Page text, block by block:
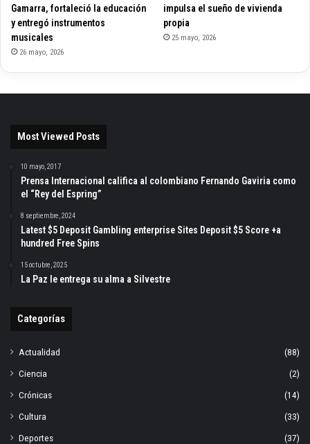
Gamarra, fortaleció la educación
y entregó instrumentos
musicales
26 mayo, 2026
impulsa el sueño de vivienda
propia
25 mayo, 2026
Most Viewed Posts
10 mayo, 2017
Prensa Internacional califica al colombiano Fernando Gaviria como
el “Rey del Espring”
8 septiembre, 2024
Latest $5 Deposit Gambling enterprise Sites Deposit $5 Score +a
hundred Free Spins
15 octubre, 2025
La Paz le entrega su alma a Silvestre
Categorías
Actualidad
(88)
Ciencia
(2)
Crónicas
(14)
Cultura
(33)
Deportes
(37)